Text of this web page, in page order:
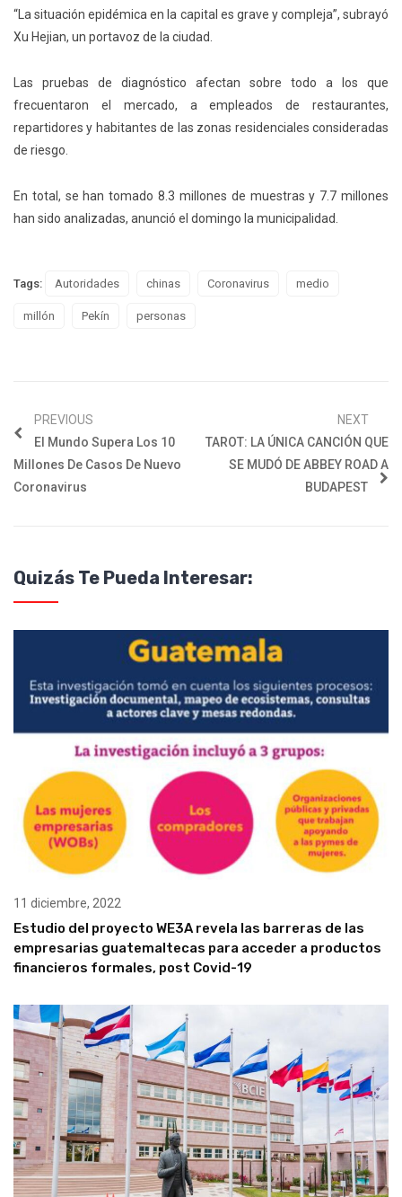
“La situación epidémica en la capital es grave y compleja”, subrayó
Xu Hejian, un portavoz de la ciudad.
Las pruebas de diagnóstico afectan sobre todo a los que
frecuentaron el mercado, a empleados de restaurantes,
repartidores y habitantes de las zonas residenciales consideradas
de riesgo.
En total, se han tomado 8.3 millones de muestras y 7.7 millones
han sido analizadas, anunció el domingo la municipalidad.
Tags: Autoridades chinas Coronavirus medio
millón Pekín personas
PREVIOUS
El Mundo Supera Los 10
Millones De Casos De Nuevo
Coronavirus
NEXT
TAROT: LA ÚNICA CANCIÓN QUE
SE MUDÓ DE ABBEY ROAD A
BUDAPEST
Quizás Te Pueda Interesar:
11 diciembre, 2022
Estudio del proyecto WE3A revela las barreras de las
empresarias guatemaltecas para acceder a productos
financieros formales, post Covid-19